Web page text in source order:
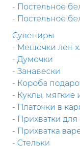
- Постельное
- Постельное
Сувениры
- Мешочки лен
- Думочки
- Занавески
- Короба
- Куклы, мягкие
- Платочки в
- Прихватки для
- Прихватка
- Стельки